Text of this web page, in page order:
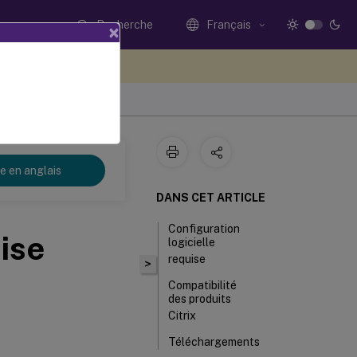
Recherche Français
en anglais
>
DANS CET ARTICLE
Configuration
logicielle
requise
Compatibilité
des produits
Citrix
Téléchargements
×